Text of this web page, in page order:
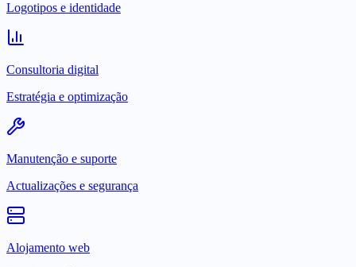
Logotipos e identidade
Consultoria digital
Estratégia e optimização
Manutenção e suporte
Actualizações e segurança
Alojamento web